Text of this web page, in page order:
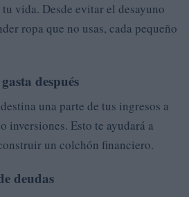
vida. Desde evitar el desayuno
ropa que no usas, cada pequeño
después
una parte de tus ingresos a
inversiones. Esto te ayudará a
un colchón financiero.
deudas